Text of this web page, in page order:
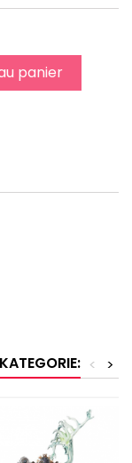
panier
>
<